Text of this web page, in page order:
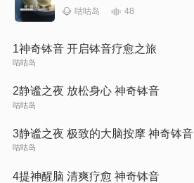
咕咕岛 48
1神奇钵音 开启钵音疗愈之旅
咕咕岛
2静谧之夜 放松身心 神奇钵音
咕咕岛
3静谧之夜 极致的大脑按摩 神奇钵音
咕咕岛
4提神醒脑 清爽疗愈 神奇钵音